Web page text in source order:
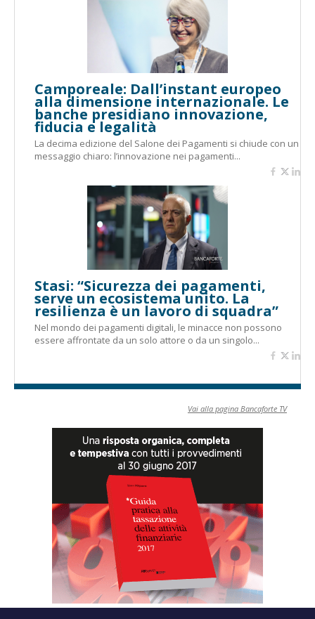
Camporeale: Dall’instant europeo
alla dimensione internazionale. Le
banche presidiano innovazione,
fiducia e legalità
La decima edizione del Salone dei Pagamenti si chiude con un
messaggio chiaro: l’innovazione nei pagamenti...
Stasi: “Sicurezza dei pagamenti,
serve un ecosistema unito. La
resilienza è un lavoro di squadra”
Nel mondo dei pagamenti digitali, le minacce non possono
essere affrontate da un solo attore o da un singolo...
Vai alla pagina Bancaforte TV